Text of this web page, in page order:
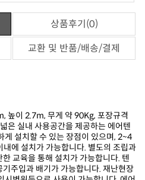
상품후기(0)
교환 및 반품/배송/결제